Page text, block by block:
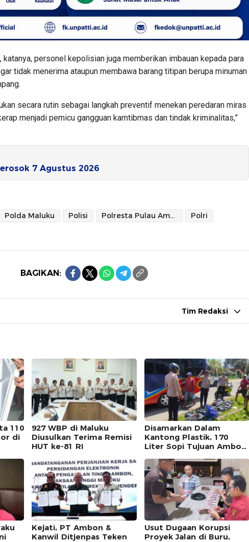
katanya, personel kepolisian juga memberikan imbauan kepada para
tidak menerima ataupun membawa barang titipan berupa minuman
secara rutin sebagai langkah preventif menekan peredaran miras
menjadi pemicu gangguan kamtibmas dan tindak kriminalitas,”
7 Agustus 2026
Polda Maluku Polisi Polresta Pulau Ambon dan Pulau-pulau Lease
Polri
BAGIKAN:
Tim Redaksi
110
di
927 WBP di Maluku
Diusulkan Terima Remisi
HUT ke-81 RI
Disamarkan Dalam
Kantong Plastik, 170
Liter Sopi Tujuan Ambon
Kejati, PT Ambon &
Kanwil Ditjenpas Teken
Usut Dugaan Korupsi
Proyek Jalan di Buru,